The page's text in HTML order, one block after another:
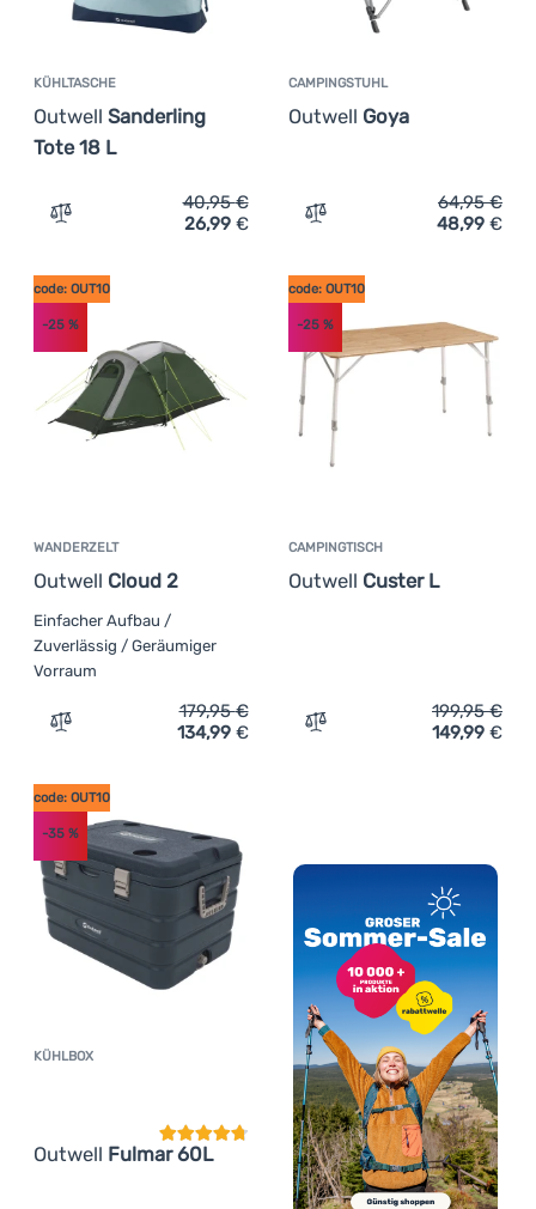
KÜHLTASCHE
Outwell Sanderling
Tote 18 L
Zum Vergleich 'Kühltasche Outwell Sanderling Tote 18 L'
40,95€
26,99 €
CAMPINGSTUHL
Outwell Goya
Zum Vergleich
64,95€
48,99 €
WANDERZELT
Outwell Cloud 2
code: OUT10
-25 %
Einfacher Aufbau /
Zuverlässig / Geräumiger
Vorraum
Zum Vergleich 'Wanderzelt Outwell Cloud 2' hinzufügen
179,95€
134,99 €
CAMPINGTISCH
Outwell Custer L
code: OUT10
-25%
Zum Vergleich
199,95€
149,99 €
KÜHLBOX
Outwell Fulmar 60L
Kundenbewertung
code: OUT10
-35 %